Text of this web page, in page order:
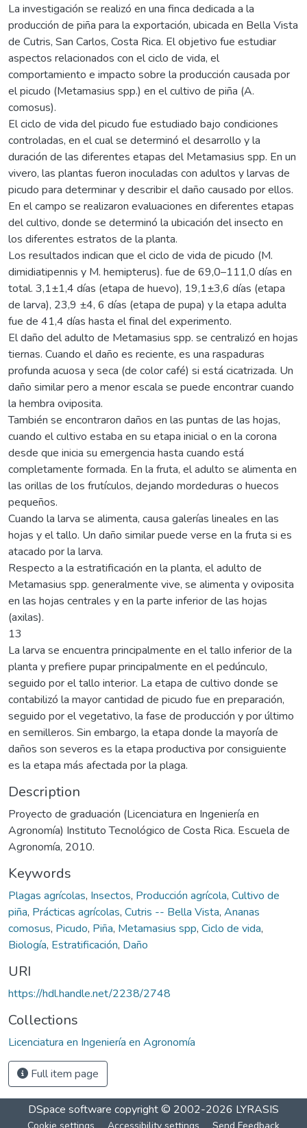
La investigación se realizó en una finca dedicada a la
producción de piña para la exportación, ubicada en Bella Vista
de Cutris, San Carlos, Costa Rica. El objetivo fue estudiar
aspectos relacionados con el ciclo de vida, el
comportamiento e impacto sobre la producción causada por
el picudo (Metamasius spp.) en el cultivo de piña (A.
comosus).
El ciclo de vida del picudo fue estudiado bajo condiciones
controladas, en el cual se determinó el desarrollo y la
duración de las diferentes etapas del Metamasius spp. En un
vivero, las plantas fueron inoculadas con adultos y larvas de
picudo para determinar y describir el daño causado por ellos.
En el campo se realizaron evaluaciones en diferentes etapas
del cultivo, donde se determinó la ubicación del insecto en
los diferentes estratos de la planta.
Los resultados indican que el ciclo de vida de picudo (M.
dimidiatipennis y M. hemipterus). fue de 69,0–111,0 días en
total. 3,1±1,4 días (etapa de huevo), 19,1±3,6 días (etapa
de larva), 23,9 ±4, 6 días (etapa de pupa) y la etapa adulta
fue de 41,4 días hasta el final del experimento.
El daño del adulto de Metamasius spp. se centralizó en hojas
tiernas. Cuando el daño es reciente, es una raspaduras
profunda acuosa y seca (de color café) si está cicatrizada. Un
daño similar pero a menor escala se puede encontrar cuando
la hembra oviposita.
También se encontraron daños en las puntas de las hojas,
cuando el cultivo estaba en su etapa inicial o en la corona
desde que inicia su emergencia hasta cuando está
completamente formada. En la fruta, el adulto se alimenta en
las orillas de los frutículos, dejando mordeduras o huecos
pequeños.
Cuando la larva se alimenta, causa galerías lineales en las
hojas y el tallo. Un daño similar puede verse en la fruta si es
atacado por la larva.
Respecto a la estratificación en la planta, el adulto de
Metamasius spp. generalmente vive, se alimenta y oviposita
en las hojas centrales y en la parte inferior de las hojas
(axilas).
13
La larva se encuentra principalmente en el tallo inferior de la
planta y prefiere pupar principalmente en el pedúnculo,
seguido por el tallo interior. La etapa de cultivo donde se
contabilizó la mayor cantidad de picudo fue en preparación,
seguido por el vegetativo, la fase de producción y por último
en semilleros. Sin embargo, la etapa donde la mayoría de
daños son severos es la etapa productiva por consiguiente
es la etapa más afectada por la plaga.
Description
Proyecto de graduación (Licenciatura en Ingeniería en
Agronomía) Instituto Tecnológico de Costa Rica. Escuela de
Agronomía, 2010.
Keywords
Plagas agrícolas, Insectos, Producción agrícola, Cultivo de
piña, Prácticas agrícolas, Cutris -- Bella Vista, Ananas
comosus, Picudo, Piña, Metamasius spp, Ciclo de vida,
Biología, Estratificación, Daño
URI
https://hdl.handle.net/2238/2748
Collections
Licenciatura en Ingeniería en Agronomía
Full item page
DSpace software copyright © 2002-2026 LYRASIS